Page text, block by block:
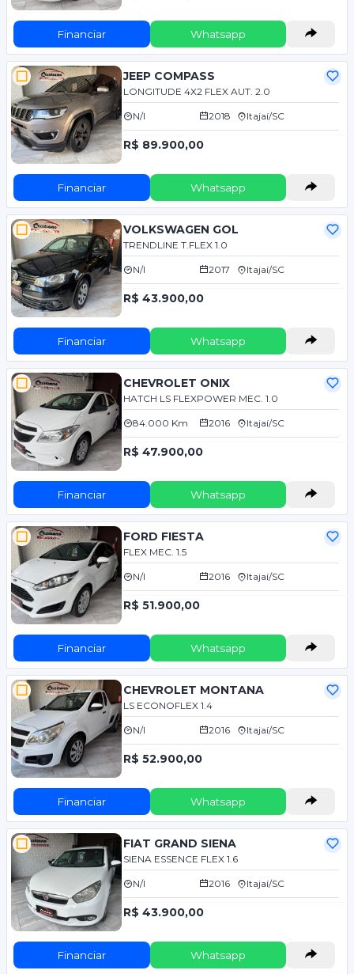
Financiar Whatsapp
JEEP COMPASS
LONGITUDE 4X2 FLEX AUT. 2.0
N/I 2018 Itajaí/SC
R$ 89.900,00
Financiar Whatsapp
VOLKSWAGEN GOL
TRENDLINE T.FLEX 1.0
N/I 2017 Itajaí/SC
R$ 43.900,00
Financiar Whatsapp
CHEVROLET ONIX
HATCH LS FLEXPOWER MEC. 1.0
84.000 Km 2016 Itajaí/SC
R$ 47.900,00
Financiar Whatsapp
FORD FIESTA
FLEX MEC. 1.5
N/I 2016 Itajaí/SC
R$ 51.900,00
Financiar Whatsapp
CHEVROLET MONTANA
LS ECONOFLEX 1.4
N/I 2016 Itajaí/SC
R$ 52.900,00
Financiar Whatsapp
FIAT GRAND SIENA
SIENA ESSENCE FLEX 1.6
N/I 2016 Itajaí/SC
R$ 43.900,00
Financiar Whatsapp